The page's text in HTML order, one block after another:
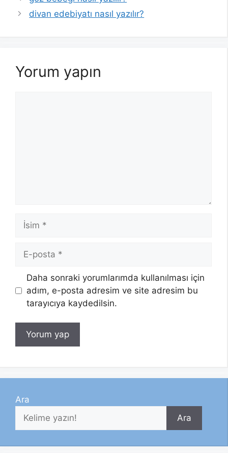
divan edebiyatı nasıl yazılır?
Yorum yapın
İsim
posta
Daha sonraki yorumlarımda kullanılması için
adım, e-posta adresim ve site adresim bu
tarayıcıya kaydedilsin.
Ara
Ara